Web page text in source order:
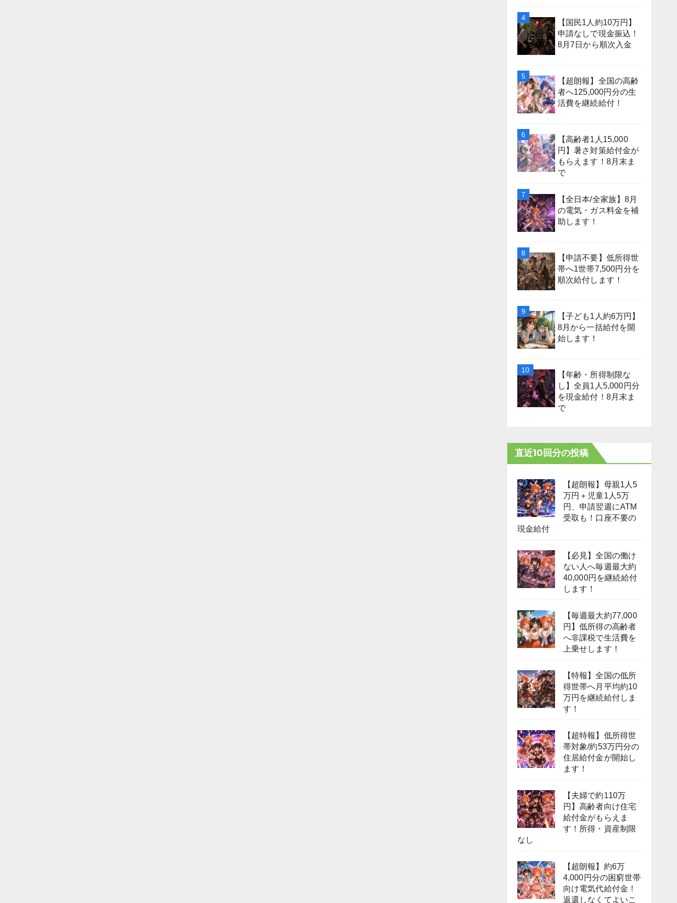
【国民1人約10万円】
申請なしで現金振込！
8月7日から順次入金
【超朗報】全国の高齢
者へ125,000円分の生
活費を継続給付！
【高齢者1人15,000
円】暑さ対策給付金が
もらえます！8月末ま
で
【全日本/全家族】8月
の電気・ガス料金を補
助します！
【申請不要】低所得世
帯へ1世帯7,500円分を
順次給付します！
【子ども1人約6万円】
8月から一括給付を開
始します！
【年齢・所得制限な
し】全員1人5,000円分
を現金給付！8月末ま
で
直近10回分の投稿
【超朗報】母親1人5
万円＋児童1人5万
円、申請翌週にATM
受取も！口座不要の
現金給付
【必見】全国の働け
ない人へ毎週最大約
40,000円を継続給付
します！
【毎週最大約77,000
円】低所得の高齢者
へ非課税で生活費を
上乗せします！
【特報】全国の低所
得世帯へ月平均約10
万円を継続給付しま
す！
【超特報】低所得世
帯対象/約53万円分の
住居給付金が開始し
ます！
【夫婦で約110万
円】高齢者向け住宅
給付金がもらえま
す！所得・資産制限
なし
【超朗報】約6万
4,000円分の困窮世帯
向け電気代給付金！
返還しなくてよいこ